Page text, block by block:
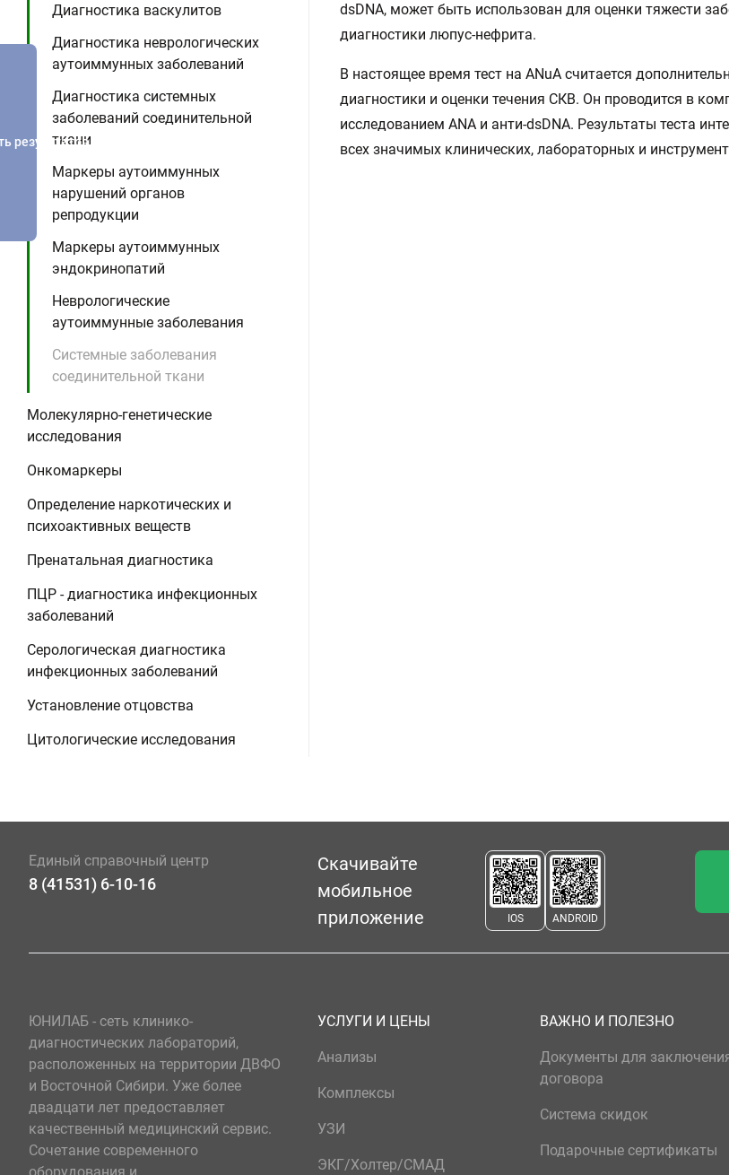
Диагностика васкулитов
Диагностика неврологических
аутоиммунных заболеваний
Диагностика системных
заболеваний соединительной
ткани
Маркеры аутоиммунных
нарушений органов
репродукции
Маркеры аутоиммунных
эндокринопатий
Неврологические
аутоиммунные заболевания
Системные заболевания
соединительной ткани
Молекулярно-генетические
исследования
Онкомаркеры
Определение наркотических и
психоактивных веществ
Пренатальная диагностика
ПЦР - диагностика инфекционных
заболеваний
Серологическая диагностика
инфекционных заболеваний
Установление отцовства
Цитологические исследования
dsDNA, может быть использован для оценки тяжести
диагностики люпус-нефрита.
В настоящее время тест на ANuA считается
диагностики и оценки течения СКВ. Он проводится в
исследованием ANA и анти-dsDNA. Результаты теста
всех значимых клинических, лабораторных и
результатов
Единый справочный центр
8 (41531) 6-10-16
Скачивайте
мобильное
приложение
IOS ANDROID
ЮНИЛАБ - сеть клинико-
диагностических лабораторий,
расположенных на территории ДВФО
и Восточной Сибири. Уже более
двадцати лет предоставляет
качественный медицинский сервис.
Сочетание современного
УСЛУГИ И ЦЕНЫ
Анализы
Комплексы
УЗИ
ЭКГ/Холтер/СМАД
ВАЖНО И ПОЛЕЗНО
Документы для
договора
Система скидок
Подарочные сертификаты